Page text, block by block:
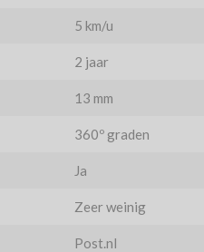
5 km/u
2 jaar
13 mm
360º graden
Ja
Zeer weinig
Post.nl